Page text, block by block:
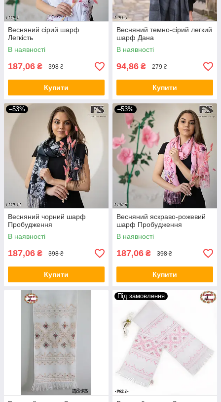
Весняний сірий шарф
Легкість
В наявності
187,06 ₴ 398 ₴
Купити
Весняний темно-сірий легкий
шарф Дана
В наявності
94,86 ₴ 279 ₴
Купити
–53%
Весняний чорний шарф
Пробудження
В наявності
187,06 ₴ 398 ₴
Купити
–53%
Весняний яскраво-рожевий
шарф Пробудження
В наявності
187,06 ₴ 398 ₴
Купити
Під замовлення